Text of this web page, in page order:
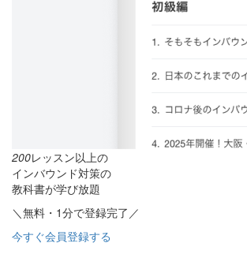
200レッスン以上の
インバウンド対策の
教科書が学び放題
＼無料・1分で登録完了／
今すぐ会員登録する